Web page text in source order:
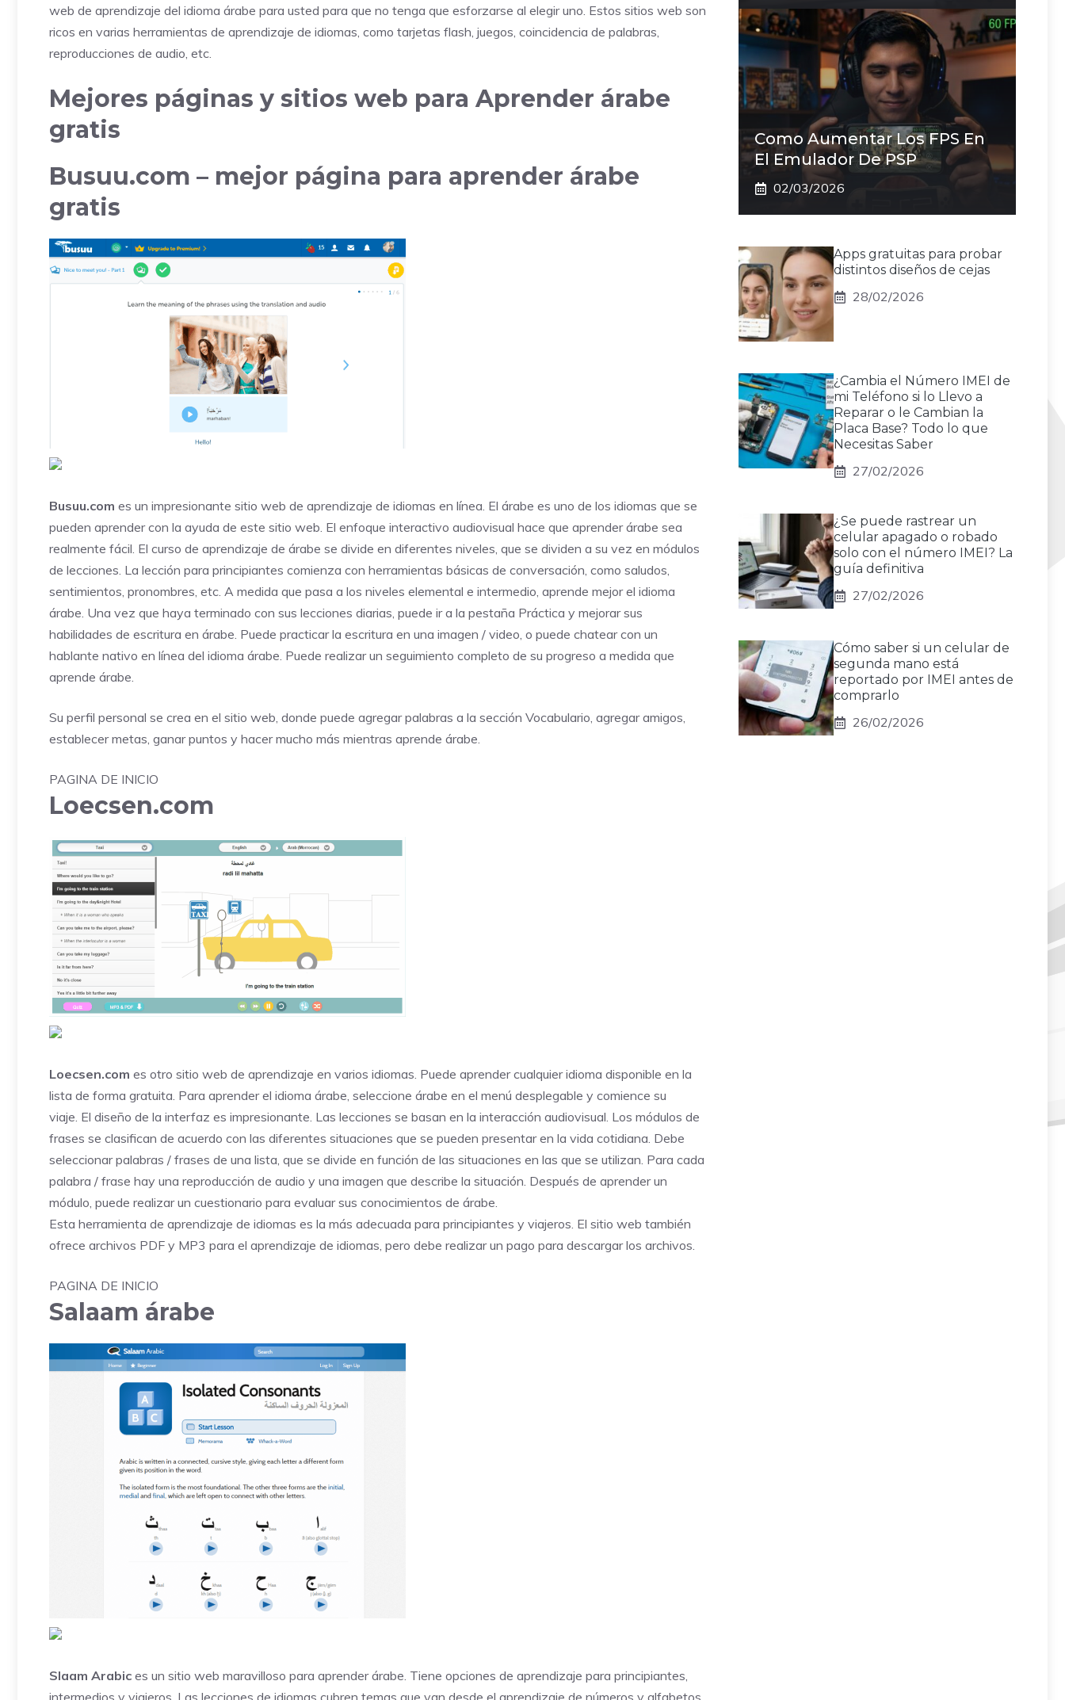
web de aprendizaje del idioma árabe para usted para que no tenga que esforzarse al elegir uno. Estos sitios web son
ricos en varias herramientas de aprendizaje de idiomas, como tarjetas flash, juegos, coincidencia de palabras,
reproducciones de audio, etc.
Mejores páginas y sitios web para Aprender árabe
gratis
Busuu.com – mejor página para aprender árabe
gratis
Busuu.com es un impresionante sitio web de aprendizaje de idiomas en línea. El árabe es uno de los idiomas que se
pueden aprender con la ayuda de este sitio web. El enfoque interactivo audiovisual hace que aprender árabe sea
realmente fácil. El curso de aprendizaje de árabe se divide en diferentes niveles, que se dividen a su vez en módulos
de lecciones. La lección para principiantes comienza con herramientas básicas de conversación, como saludos,
sentimientos, pronombres, etc. A medida que pasa a los niveles elemental e intermedio, aprende mejor el idioma
árabe. Una vez que haya terminado con sus lecciones diarias, puede ir a la pestaña Práctica y mejorar sus
habilidades de escritura en árabe. Puede practicar la escritura en una imagen / video, o puede chatear con un
hablante nativo en línea del idioma árabe. Puede realizar un seguimiento completo de su progreso a medida que
aprende árabe.
Su perfil personal se crea en el sitio web, donde puede agregar palabras a la sección Vocabulario, agregar amigos,
establecer metas, ganar puntos y hacer mucho más mientras aprende árabe.
PAGINA DE INICIO
Loecsen.com
Loecsen.com es otro sitio web de aprendizaje en varios idiomas. Puede aprender cualquier idioma disponible en la
lista de forma gratuita. Para aprender el idioma árabe, seleccione árabe en el menú desplegable y comience su
viaje. El diseño de la interfaz es impresionante. Las lecciones se basan en la interacción audiovisual. Los módulos de
frases se clasifican de acuerdo con las diferentes situaciones que se pueden presentar en la vida cotidiana. Debe
seleccionar palabras / frases de una lista, que se divide en función de las situaciones en las que se utilizan. Para cada
palabra / frase hay una reproducción de audio y una imagen que describe la situación. Después de aprender un
módulo, puede realizar un cuestionario para evaluar sus conocimientos de árabe.
Esta herramienta de aprendizaje de idiomas es la más adecuada para principiantes y viajeros. El sitio web también
ofrece archivos PDF y MP3 para el aprendizaje de idiomas, pero debe realizar un pago para descargar los archivos.
PAGINA DE INICIO
Salaam árabe
Slaam Arabic es un sitio web maravilloso para aprender árabe. Tiene opciones de aprendizaje para principiantes,
intermedios y viajeros. Las lecciones de idiomas cubren temas que van desde el aprendizaje de números y alfabetos
Como Aumentar Los FPS En
El Emulador De PSP
02/03/2026
Apps gratuitas para probar
distintos diseños de cejas
28/02/2026
¿Cambia el Número IMEI de
mi Teléfono si lo Llevo a
Reparar o le Cambian la
Placa Base? Todo lo que
Necesitas Saber
27/02/2026
¿Se puede rastrear un
celular apagado o robado
solo con el número IMEI? La
guía definitiva
27/02/2026
Cómo saber si un celular de
segunda mano está
reportado por IMEI antes de
comprarlo
26/02/2026